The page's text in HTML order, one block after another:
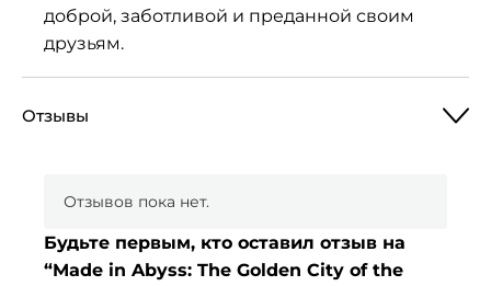
доброй, заботливой и преданной своим
друзьям.
Отзывы
Отзывов пока нет.
Будьте первым, кто оставил отзыв на
“Made in Abyss: The Golden City of the